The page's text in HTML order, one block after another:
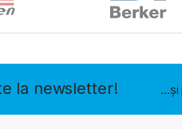
la newsletter!